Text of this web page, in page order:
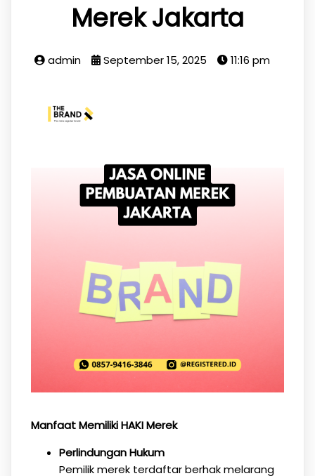
Merek Jakarta
admin September 15, 2025 11:16 pm
Manfaat Memiliki HAKI Merek
Perlindungan Hukum
Pemilik merek terdaftar berhak melarang